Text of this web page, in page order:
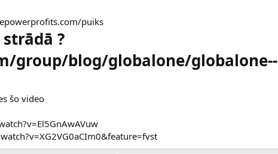
puiks
?
group/blog/globalone/globalone--
šo video